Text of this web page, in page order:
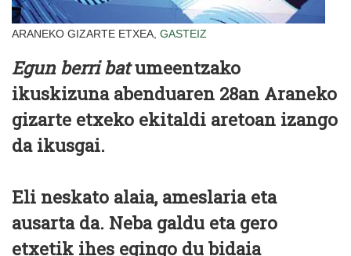
ARANEKO GIZARTE ETXEA, GASTEIZ
Egun berri batumeentzako
ikuskizuna abenduaren 28an Araneko
gizarte etxeko ekitaldi aretoan izango
da ikusgai.
Eli neskato alaia, ameslaria eta
ausarta da. Neba galdu eta gero
etxetik ihes egingo du bidaia